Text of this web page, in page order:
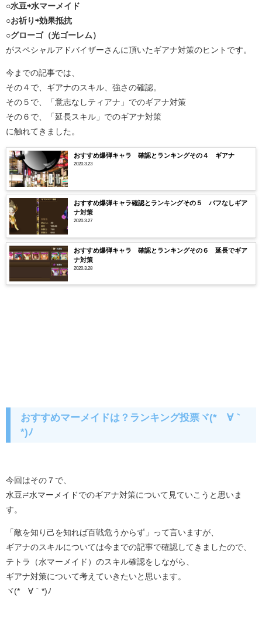
○水豆⇨水マーメイド
○お祈り⇨効果抵抗
○グローゴ（光ゴーレム）
がスペシャルアドバイザーさんに頂いたギアナ対策のヒントです。
今までの記事では、
その４で、ギアナのスキル、強さの確認。
その５で、「意志なしティアナ」でのギアナ対策
その６で、「延長スキル」でのギアナ対策
に触れてきました。
おすすめ爆弾キャラ 確認とランキングその４ ギアナ
2020.3.23
おすすめ爆弾キャラ確認とランキングその５ バフなしギア
ナ対策
2020.3.27
おすすめ爆弾キャラ 確認とランキングその６ 延長でギア
ナ対策
2020.3.28
おすすめマーメイドは？ランキング投票ヾ(*´∀｀
*)ﾉ
今回はその７で、
水豆≓水マーメイドでのギアナ対策について見ていこうと思いま
す。
「敵を知り己を知れば百戦危うからず」って言いますが、
ギアナのスキルについては今までの記事で確認してきましたので、
テトラ（水マーメイド）のスキル確認をしながら、
ギアナ対策について考えていきたいと思います。
ヾ(*´∀｀*)ﾉ